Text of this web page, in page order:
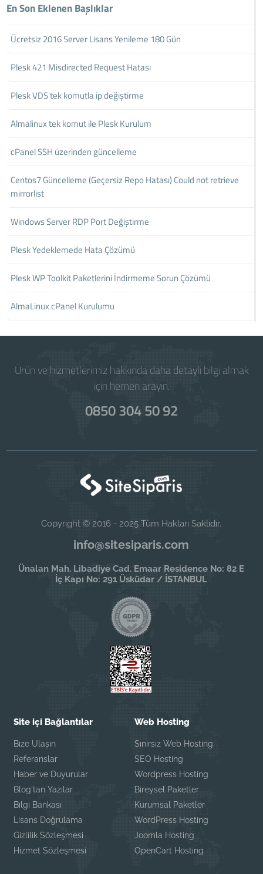
En Son Eklenen Başlıklar
Ücretsiz 2016 Server Lisans Yenileme 180 Gün
Plesk 421 Misdirected Request Hatası
Plesk VDS tek komutla ip değiştirme
Almalinux tek komut ile Plesk Kurulum
cPanel SSH üzerinden güncelleme
Centos7 Güncelleme (Geçersiz Repo Hatası) Could not retrieve
mirrorlist
Windows Server RDP Port Değiştirme
Plesk Yedeklemede Hata Çözümü
Plesk WP Toolkit Paketlerini İndirmeme Sorun Çözümü
AlmaLinux cPanel Kurulumu
Ürün ve hizmetlerimiz hakkında daha detaylı bilgi almak
için hemen arayın.
0850 304 50 92
Copyright © 2016 - 2025 Tüm Hakları Saklıdır.
info@sitesiparis.com
Ünalan Mah. Libadiye Cad. Emaar Residence No: 82 E
İç Kapı No: 291 Üsküdar / İSTANBUL
Site içi Bağlantılar
Bize Ulaşın
Referanslar
Haber ve Duyurular
Blog'tan Yazılar
Bilgi Bankası
Lisans Doğrulama
Gizlilik Sözleşmesi
Hizmet Sözleşmesi
Web Hosting
Sınırsız Web Hosting
SEO Hosting
Wordpress Hosting
Bireysel Paketler
Kurumsal Paketler
WordPress Hosting
Joomla Hosting
OpenCart Hosting